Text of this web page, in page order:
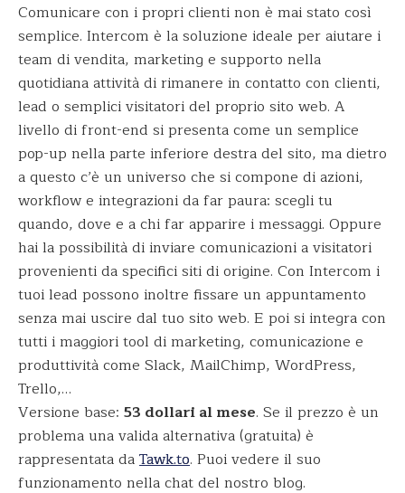
Comunicare con i propri clienti non è mai stato così
semplice. Intercom è la soluzione ideale per aiutare i
team di vendita, marketing e supporto nella
quotidiana attività di rimanere in contatto con clienti,
lead o semplici visitatori del proprio sito web. A
livello di front-end si presenta come un semplice
pop-up nella parte inferiore destra del sito, ma dietro
a questo c’è un universo che si compone di azioni,
workflow e integrazioni da far paura: scegli tu
quando, dove e a chi far apparire i messaggi. Oppure
hai la possibilità di inviare comunicazioni a visitatori
provenienti da specifici siti di origine. Con Intercom i
tuoi lead possono inoltre fissare un appuntamento
senza mai uscire dal tuo sito web. E poi si integra con
tutti i maggiori tool di marketing, comunicazione e
produttività come Slack, MailChimp, WordPress,
Trello,…
Versione base: 53 dollari al mese. Se il prezzo è un
problema una valida alternativa (gratuita) è
rappresentata daTawk.to. Puoi vedere il suo
funzionamento nella chat del nostro blog.